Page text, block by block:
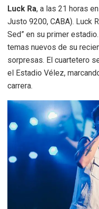
Luck Ra, a las 21 horas en
Justo 9200, CABA). Luck
Sed” en su primer
temas nuevos de su
sorpresas. El cuartetero
el Estadio Vélez,
carrera.